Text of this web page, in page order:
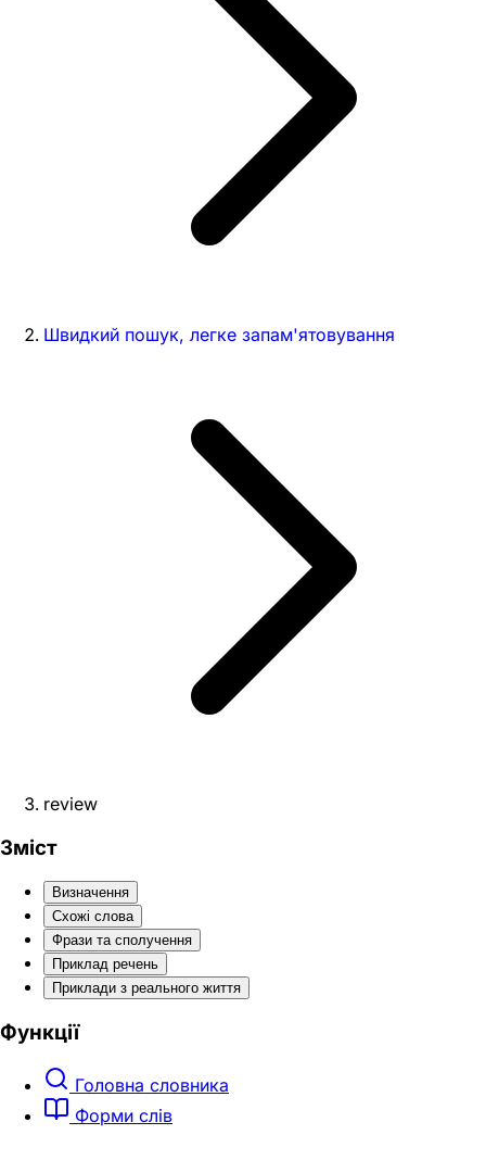
Швидкий пошук, легке запам'ятовування
review
Зміст
Визначення
Схожі слова
Фрази та сполучення
Приклад речень
Приклади з реального життя
Функції
Головна словника
Форми слів